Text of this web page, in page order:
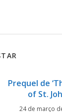
Prequel de
of St.
24 de março